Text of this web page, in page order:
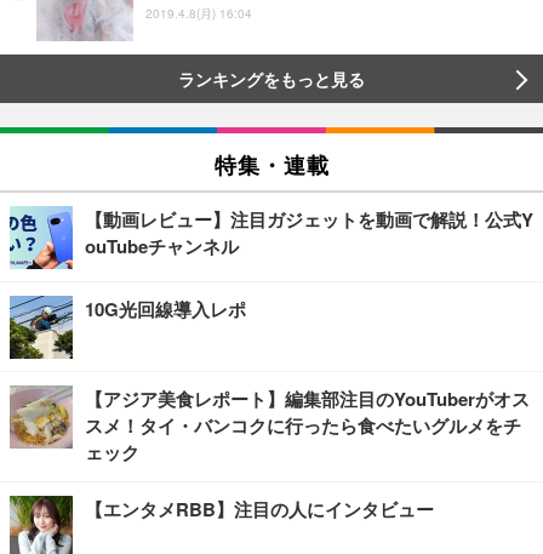
2019.4.8(月) 16:04
ランキングをもっと見る
特集・連載
【動画レビュー】注目ガジェットを動画で解説！公式Y
ouTubeチャンネル
10G光回線導入レポ
【アジア美食レポート】編集部注目のYouTuberがオス
スメ！タイ・バンコクに行ったら食べたいグルメをチ
ェック
【エンタメRBB】注目の人にインタビュー